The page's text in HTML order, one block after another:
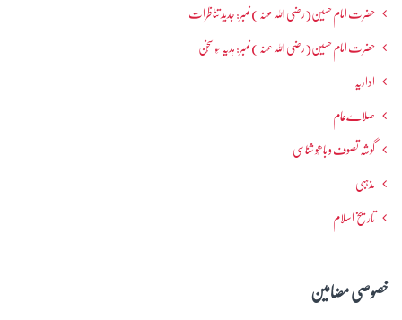
حضرت امام حسین(رضی اللہ عنہ ) نمبر: جدید تناظرات
حضرت امام حسین(رضی اللہ عنہ ) نمبر: ہدیہ ءِ سُخن
اداریہ
صلاےعام
گوشہ تصوف و باھُو شناسی
مذہبی
تاریخ اسلام
خصوصی مضامین